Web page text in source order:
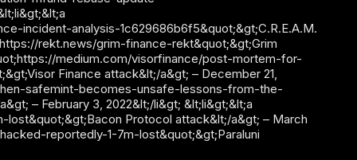
incident-analysis-1c629686b6f5&quot;&gt;C.R.E.A.M.
rekt.news/grim-finance-rekt&quot;&gt;Grim
medium.com/visorfinance/post-mortem-for-
Finance attack&lt;/a&gt; – December 21,
safemint-becomes-unsafe-lessons-from-the-
– February 3, 2022&lt;/li&gt; &lt;li&gt;&lt;a
Protocol attack&lt;/a&gt; – March
reportedly-1-7m-lost&quot;&gt;Paraluni